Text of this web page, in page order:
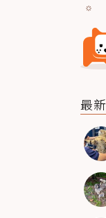
最